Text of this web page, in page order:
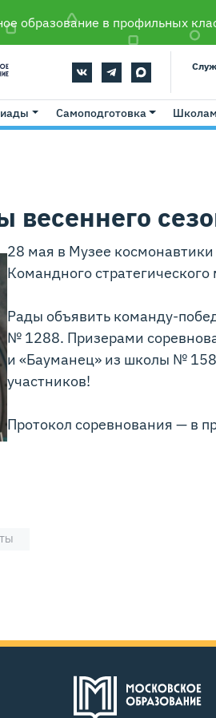
образование в профильных
Самоподготовка Школам
весеннего
28 мая в Музее
Командного
Рады объявить команду-
№ 1288. Призерами
и «Бауманец» из школы №
участников!
Протокол соревнования — в